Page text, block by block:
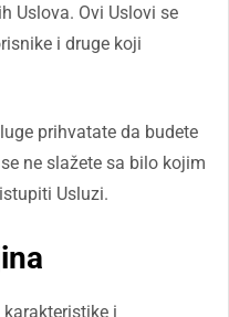
Uslova. Ovi Uslovi se
i druge koji
prihvatate da budete
ne slažete sa bilo kojim
Usluzi.
i